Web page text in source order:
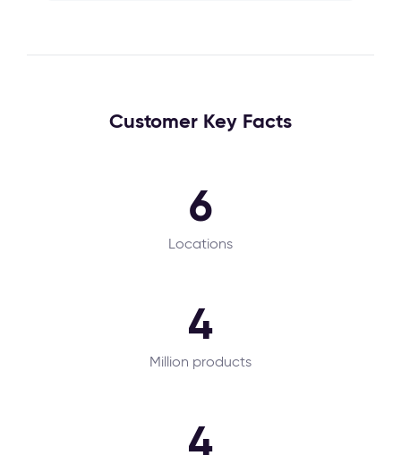
Customer Key Facts
6
Locations
4
Million products
4